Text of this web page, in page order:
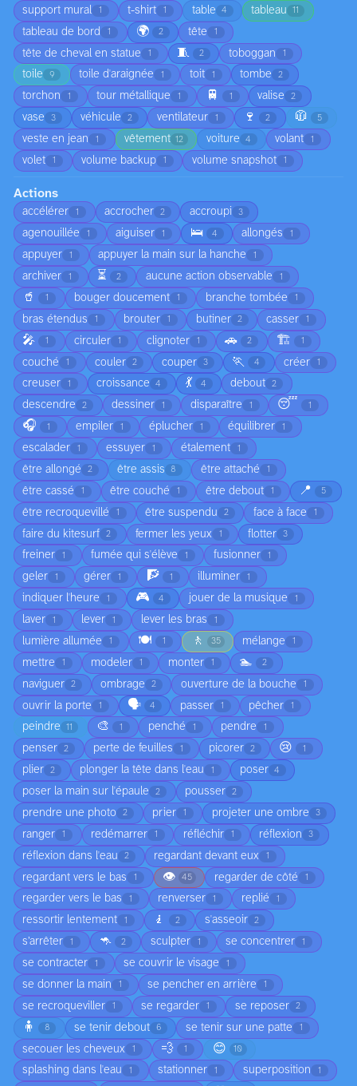
support mural 1 t-shirt 1 table 4 tableau 11
tableau de bord 1 🌍 2 tête 1
tête de cheval en statue 1 🧵 2 toboggan 1
toile 9 toile d'araignée 1 toit 1 tombe 2
torchon 1 tour métallique 1 🚆 1 valise 2
vase 3 véhicule 2 ventilateur 1 🍷 2 🧥 5
veste en jean 1 vêtement 12 voiture 4 volant 1
volet 1 volume backup 1 volume snapshot 1
Actions
accélérer 1 accrocher 2 accroupi 3
agenouillée 1 aiguiser 1 🛌 4 allongés 1
appuyer 1 appuyer la main sur la hanche 1
archiver 1 ⏳ 2 aucune action observable 1
🥤 1 bouger doucement 1 branche tombée 1
bras étendus 1 brouter 1 butiner 2 casser 1
🎤 1 circuler 1 clignoter 1 🚗 2 🏗️ 1
couché 1 couler 2 couper 3 🏃 4 créer 1
creuser 1 croissance 4 💃 4 debout 2
descendre 2 dessiner 1 disparaître 1 😴 1
🎧 1 empiler 1 éplucher 1 équilibrer 1
escalader 1 essuyer 1 étalement 1
être allongé 2 être assis 8 être attaché 1
être cassé 1 être couché 1 être debout 1 📍 5
être recroquevillé 1 être suspendu 2 face à face 1
faire du kitesurf 2 fermer les yeux 1 flotter 3
freiner 1 fumée qui s'élève 1 fusionner 1
geler 1 gérer 1 🧗 1 illuminer 1
indiquer l'heure 1 🎮 4 jouer de la musique 1
laver 1 lever 1 lever les bras 1
lumière allumée 1 🍽️ 1 🚶 35 mélange 1
mettre 1 modeler 1 monter 1 🏊 2
naviguer 2 ombrage 2 ouverture de la bouche 1
ouvrir la porte 1 🗣️ 4 passer 1 pêcher 1
peindre 11 🎨 1 penché 1 pendre 1
penser 2 perte de feuilles 1 picorer 2 😢 1
plier 2 plonger la tête dans l'eau 1 poser 4
poser la main sur l'épaule 2 pousser 2
prendre une photo 2 prier 1 projeter une ombre 3
ranger 1 redémarrer 1 réfléchir 1 réflexion 3
réflexion dans l'eau 2 regardant devant eux 1
regardant vers le bas 1 👁️ 45 regarder de côté 1
regarder vers le bas 1 renverser 1 replié 1
ressortir lentement 1 🧎 2 s'asseoir 2
s’arrêter 1 🦘 2 sculpter 1 se concentrer 1
se contracter 1 se couvrir le visage 1
se donner la main 1 se pencher en arrière 1
se recroqueviller 1 se regarder 1 se reposer 2
🧍 8 se tenir debout 6 se tenir sur une patte 1
secouer les cheveux 1 💨 1 😊 10
splashing dans l'eau 1 stationner 1 superposition 1